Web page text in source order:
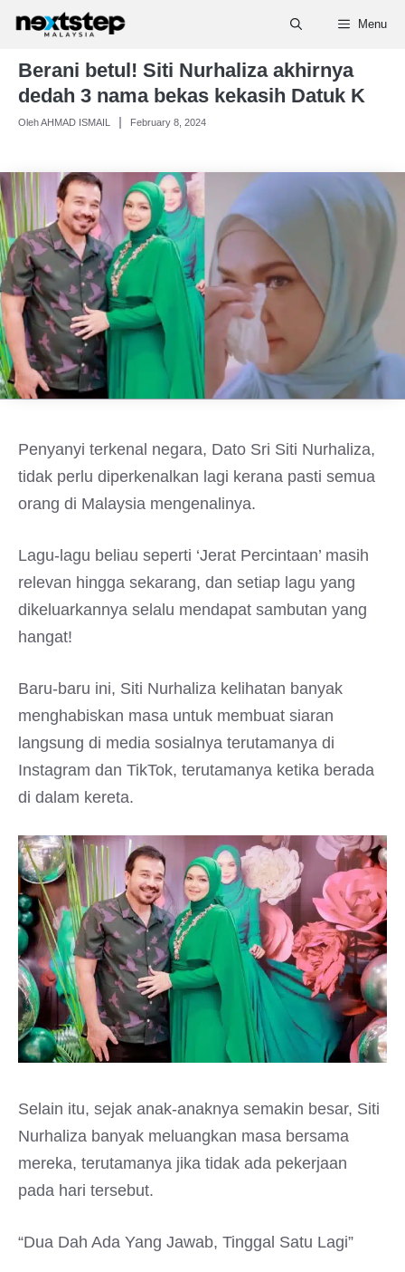
Skip
content
Menu
Berani betul! Siti Nurhaliza akhirnya
dedah 3 nama bekas kekasih Datuk K
Oleh AHMAD ISMAIL February 8, 2024
Penyanyi terkenal negara, Dato Sri Siti Nurhaliza,
tidak perlu diperkenalkan lagi kerana pasti semua
orang di Malaysia mengenalinya.
Lagu-lagu beliau seperti ‘Jerat Percintaan’ masih
relevan hingga sekarang, dan setiap lagu yang
dikeluarkannya selalu mendapat sambutan yang
hangat!
Baru-baru ini, Siti Nurhaliza kelihatan banyak
menghabiskan masa untuk membuat siaran
langsung di media sosialnya terutamanya di
Instagram dan TikTok, terutamanya ketika berada
di dalam kereta.
Selain itu, sejak anak-anaknya semakin besar, Siti
Nurhaliza banyak meluangkan masa bersama
mereka, terutamanya jika tidak ada pekerjaan
pada hari tersebut.
“Dua Dah Ada Yang Jawab, Tinggal Satu Lagi”